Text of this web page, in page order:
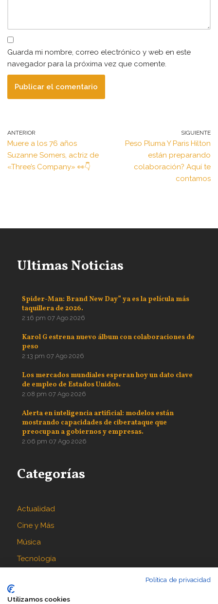
Guarda mi nombre, correo electrónico y web en este
navegador para la próxima vez que comente.
ANTERIOR
Muere a los 76 años
Suzanne Somers, actriz de
«Three’s Company» 👀👇
SIGUIENTE
Peso Pluma Y Paris Hilton
están preparando
colaboración? Aquí te
contamos
Ultimas Noticias
Spider-Man: Brand New Day” ya es la película más
taquillera de 2026.
2:16 pm 07 Ago 2026
Karol G estrena nuevo álbum con colaboraciones de
peso
2:13 pm 07 Ago 2026
Los mercados mundiales esperan hoy un dato clave
de empleo de Estados Unidos.
2:08 pm 07 Ago 2026
Alerta en inteligencia artificial: modelos están
mostrando capacidades de ciberataque que
preocupan a gobiernos y empresas.
2:06 pm 07 Ago 2026
Categorías
Actualidad
Cine y Más
Música
Tecnología
Síguenos en
Política de privacidad
Utilizamos cookies